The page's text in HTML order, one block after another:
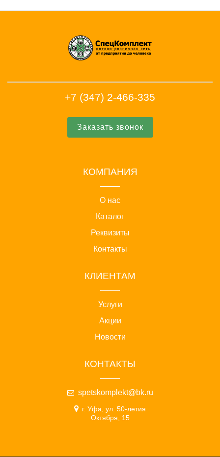
+7 (347) 2-466-335
Заказать звонок
КОМПАНИЯ
О нас
Каталог
Реквизиты
Контакты
КЛИЕНТАМ
Услуги
Акции
Новости
КОНТАКТЫ
spetskomplekt@bk.ru
г. Уфа, ул. 50-летия
Октября, 15